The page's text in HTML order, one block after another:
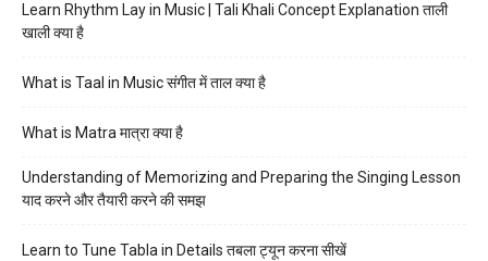
Learn Rhythm Lay in Music | Tali Khali Concept Explanation ताली
खाली क्या है
What is Taal in Music संगीत में ताल क्या है
What is Matra मात्रा क्या है
Understanding of Memorizing and Preparing the Singing Lesson
याद करने और तैयारी करने की समझ
Learn to Tune Tabla in Details तबला ट्यून करना सीखें